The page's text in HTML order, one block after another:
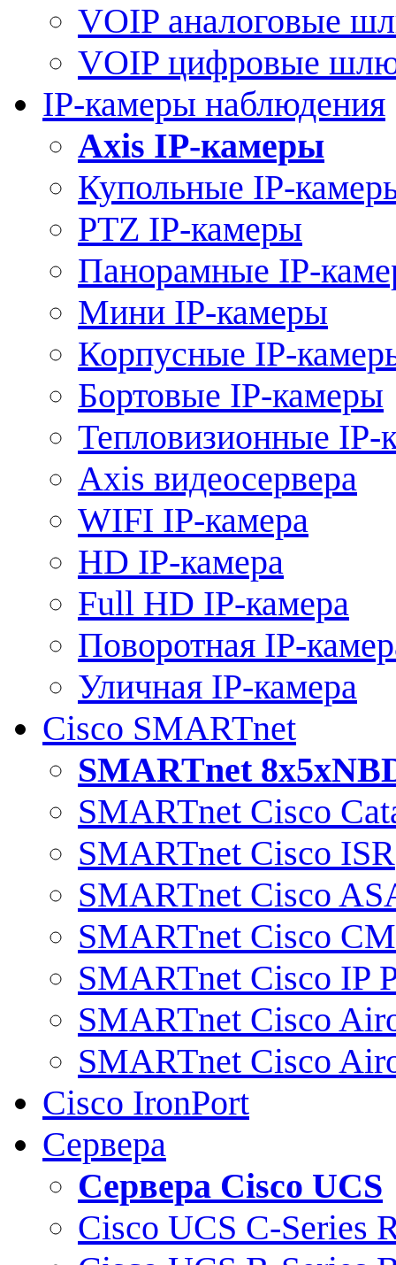
VOIP аналоговые
VOIP цифровые
IP-камеры наблюдения
Axis IP-камеры
Купольные IP-
PTZ IP-камеры
Панорамные IP-
Мини IP-камеры
Корпусные IP-
Бортовые IP-камеры
Тепловизионные IP-
Axis видеосервера
WIFI IP-камера
HD IP-камера
Full HD IP-камера
Поворотная IP-
Уличная IP-камера
Cisco SMARTnet
SMARTnet
SMARTnet Cisco
SMARTnet Cisco ISR
SMARTnet Cisco
SMARTnet Cisco
SMARTnet Cisco IP
SMARTnet Cisco
SMARTnet Cisco
Cisco IronPort
Сервера
Сервера Cisco UCS
Cisco UCS C-Series